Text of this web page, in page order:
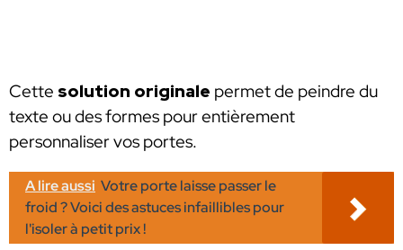
Cette solution originale permet de peindre du
texte ou des formes pour entièrement
personnaliser vos portes.
A lire aussi Votre porte laisse passer le
froid ? Voici des astuces infaillibles pour
l'isoler à petit prix !